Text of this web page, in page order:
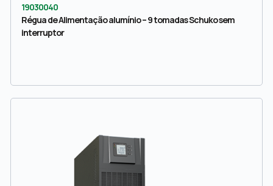
19030040
Régua de Alimentação alumínio – 9 tomadas Schuko sem
interruptor